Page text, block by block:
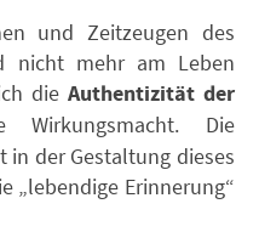
und Zeitzeugen des
nicht mehr am Leben
die Authentizität der
Die
in der Gestaltung dieses
„lebendige Erinnerung“